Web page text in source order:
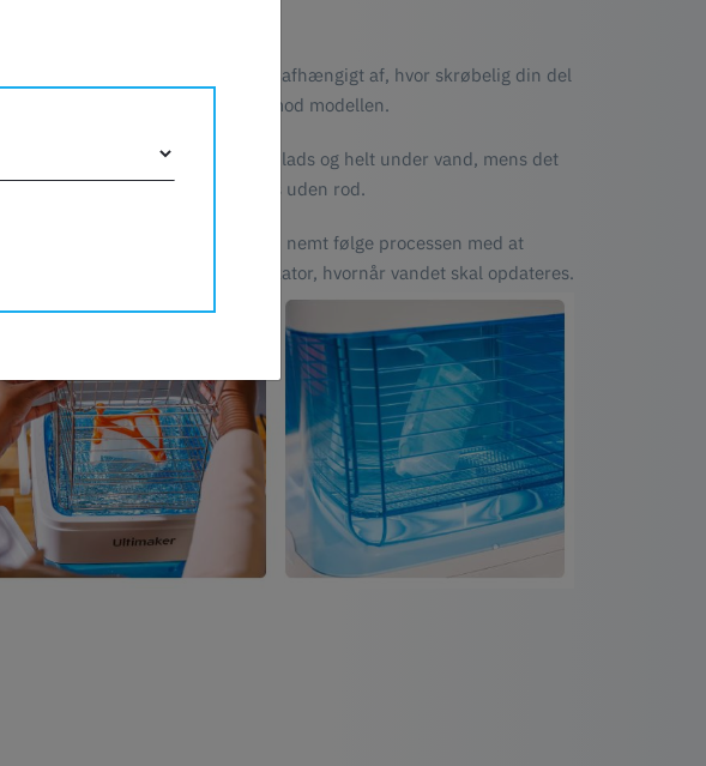
eller 225 omdrejninger pr. minut afhængigt af, hvor skrøbelig din del
for at skubbe vandet jævnt mod modellen.
En skyllekurv holder dit print på plads og helt under vand, mens det
at det kan drænes og fjernes uden rod.
oplyst beholder kan du nemt følge processen med at
Desuden viser en mætningsindikator, hvornår vandet skal opdateres.